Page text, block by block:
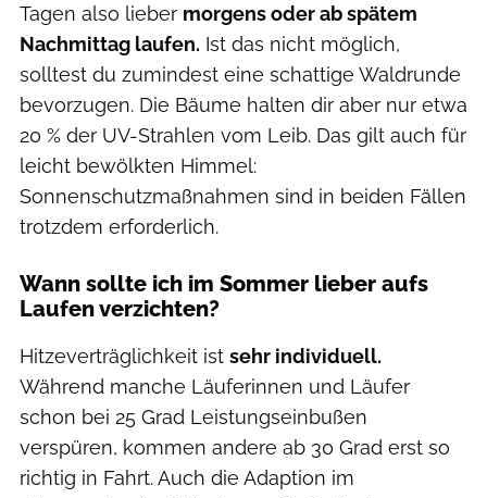
Tagen also lieber morgens oder ab spätem
Nachmittag laufen. Ist das nicht möglich,
solltest du zumindest eine schattige Waldrunde
bevorzugen. Die Bäume halten dir aber nur etwa
20 % der UV-Strahlen vom Leib. Das gilt auch für
leicht bewölkten Himmel:
Sonnenschutzmaßnahmen sind in beiden Fällen
trotzdem erforderlich.
Wann sollte ich im Sommer lieber aufs
Laufen verzichten?
Hitzeverträglichkeit ist sehr individuell.
Während manche Läuferinnen und Läufer
schon bei 25 Grad Leistungseinbußen
verspüren, kommen andere ab 30 Grad erst so
richtig in Fahrt. Auch die Adaption im